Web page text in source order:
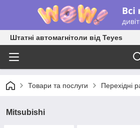
Штатні автомагнітоли від Teyes
Товари та послуги Перехідні
Mitsubishi